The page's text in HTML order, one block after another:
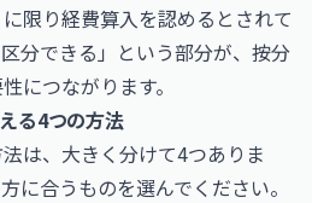
限り経費算入を認めるとされて
分できる」という部分が、按分
につながります。
る4つの方法
は、大きく分けて4つありま
に合うものを選んでください。